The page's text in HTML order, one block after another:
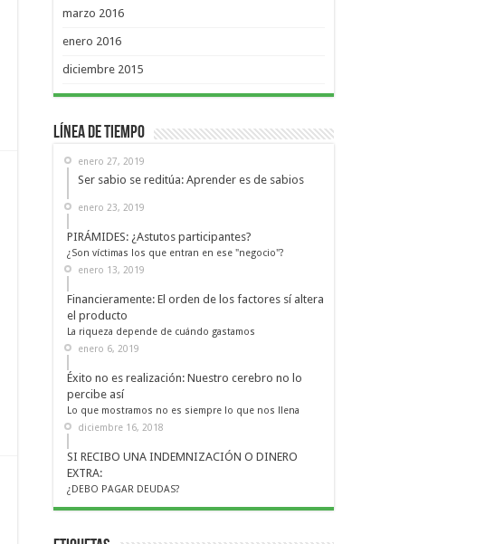
marzo 2016
enero 2016
diciembre 2015
Línea de Tiempo
enero 27, 2019
Ser sabio se reditúa: Aprender es de sabios
enero 23, 2019
PIRÁMIDES: ¿Astutos participantes?
¿Son víctimas los que entran en ese "negocio"?
enero 13, 2019
Financieramente: El orden de los factores sí altera
el producto
La riqueza depende de cuándo gastamos
enero 6, 2019
Éxito no es realización: Nuestro cerebro no lo
percibe así
Lo que mostramos no es siempre lo que nos llena
diciembre 16, 2018
SI RECIBO UNA INDEMNIZACIÓN O DINERO
EXTRA:
¿DEBO PAGAR DEUDAS?